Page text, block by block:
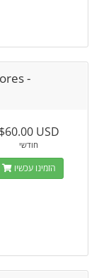
-
$60.00 USD
חודשי
הזמינו עכשיו